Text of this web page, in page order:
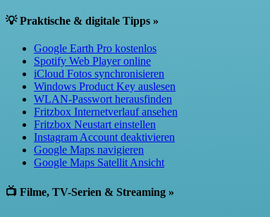
💡 Praktische & digitale Tipps »
Google Earth Pro kostenlos
Spotify Web Player online
iCloud Fotos synchronisieren
Windows Product Key auslesen
WLAN-Passwort herausfinden
Fritzbox Internetverlauf ansehen
Fritzbox Neustart einstellen
Instagram Account deaktivieren
Google Maps navigieren
Google Maps Satellit Ansicht
📺 Filme, TV-Serien & Streaming »